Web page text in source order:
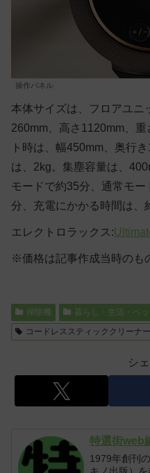
操作パネル
本体サイズは、フロアユニ
260mm、高さ1120mm、
ト時は、幅450mm、奥行
は、2kg。集塵容量は、
モードで約35分、通常モ
分、充電にかかる時間は、
エレクトロラックス:
※価格は記事作成当時のも
掃除機
暮らし・生活・ペッ
コードレススティッククリーナー
シ
特選街web
1979年創刊